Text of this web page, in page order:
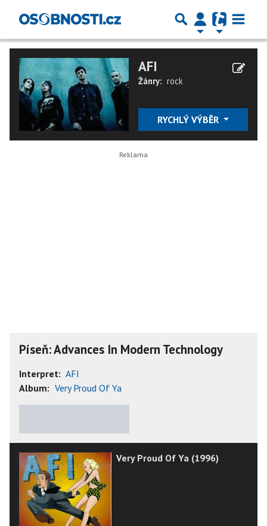
AFI
Žánry: rock
RYCHLÝ VÝBĚR
Píseň: Advances In Modern Technology
Interpret: AFI
Album: Very Proud Of Ya
Very Proud Of Ya (1996)